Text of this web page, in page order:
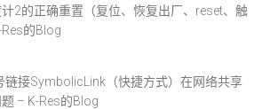
2的正确重置（复位、恢复出厂、reset、触
的Blog
接SymbolicLink（快捷方式）在网络共享
– K-Res的Blog